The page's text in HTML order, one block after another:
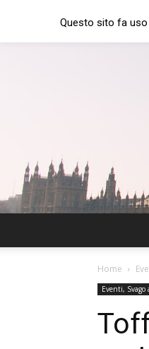
Home
Eventi, Svago
Questo sito fa uso